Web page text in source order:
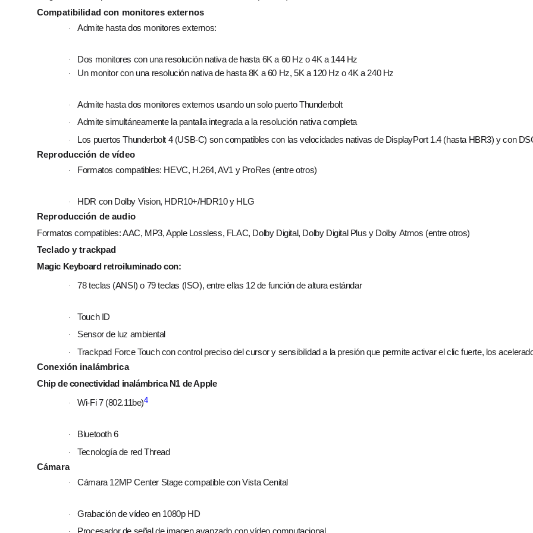
Compati­bilidad con monitores externos
· Admite hasta dos monitores externos:
· Dos monitores con una resolución nativa de hasta 6K a 60 Hz o 4K a 144 Hz
· Un monitor con una resolución nativa de hasta 8K a 60 Hz, 5K a 120 Hz o 4K a 240 Hz
· Admite hasta dos monitores externos usando un solo puerto Thunderbolt
· Admite simultáneamente la pantalla integrada a la resolución nativa completa
·
Los puertos Thunderbolt 4 (USB‑C) son compatibles con las velocidades nativas de DisplayPort 1.4 (hasta HBR3) y con
Reproducción de vídeo
· Formatos compatibles: HEVC, H.264, AV1 y ProRes (entre otros)
·
HDR con Dolby Vision, HDR10+/HDR10 y HLG
Reproducción de audio
Formatos compatibles: AAC, MP3, Apple Lossless, FLAC, Dolby Digital, Dolby Digital Plus y Dolby Atmos (entre otros)
Teclado y trackpad
Magic Keyboard retroiluminado con:
· 78 teclas (ANSI) o 79 teclas (ISO), entre ellas 12 de función de altura estándar
· Touch ID
· Sensor de luz ambiental
·
Trackpad Force Touch con control preciso del cursor y sensibilidad a la presión que permite activar el clic fuerte, los
Conexión inalámbrica
Chip de conectividad inalámbrica N1 de Apple
· Wi‑Fi 7 (802.11be)4
· Bluetooth 6
·
Tecnología de red Thread
Cámara
· Cámara 12MP Center Stage compatible con Vista Cenital
· Grabación de vídeo en 1080p HD